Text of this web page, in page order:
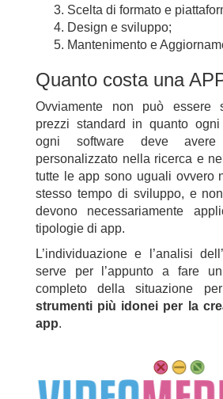
Scelta di formato e
Design e sviluppo;
Mantenimento e
Quanto costa una
Ovviamente non può essere
prezzi standard in quanto
ogni software deve
personalizzato nella ricerca e
tutte le app sono uguali ovvero
stesso tempo di sviluppo, e
devono necessariamente
tipologie di app.
L’individuazione e l’analisi
serve per l’appunto a fare
completo della situazione
strumenti più idonei per la
app.